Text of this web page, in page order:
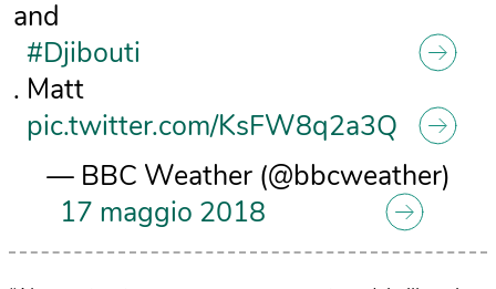
and
#Djibouti
. Matt
pic.twitter.com/KsFW8q2a3Q
— BBC Weather (@bbcweather)
17 maggio 2018